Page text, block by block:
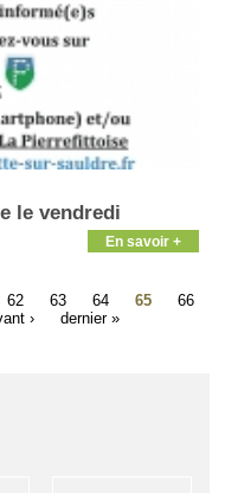
le vendredi
En savoir +
62 63 64 65
66
› dernier »